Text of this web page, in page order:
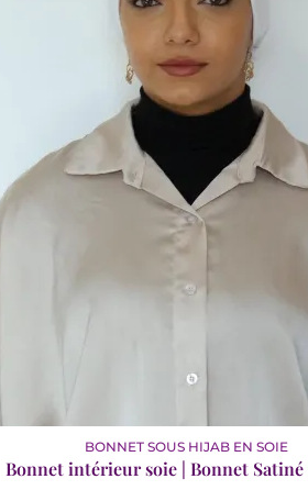
BONNET SOUS HIJAB EN SOIE
Bonnet intérieur soie | Bonnet Satiné